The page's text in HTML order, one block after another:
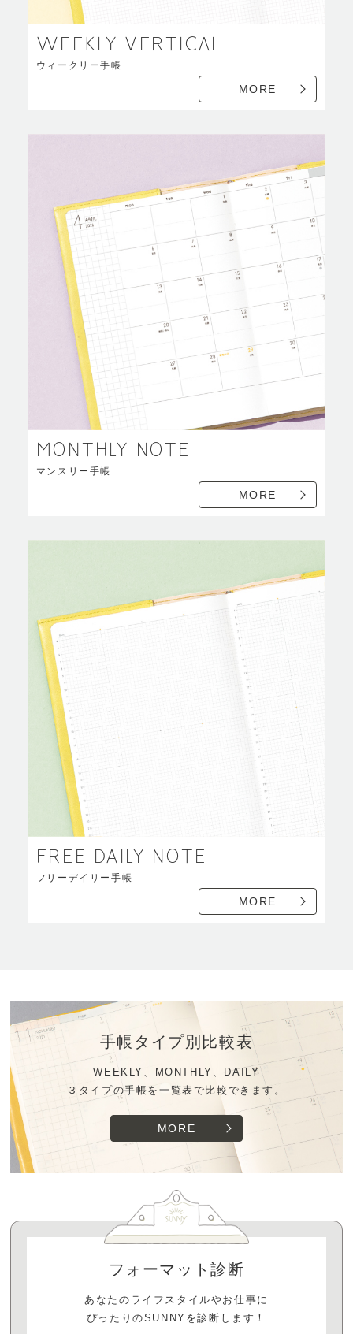
WEEKLY VERTICAL
ウィークリー手帳
MORE
MONTHLY NOTE
マンスリー手帳
MORE
FREE DAILY NOTE
フリーデイリー手帳
MORE
手帳タイプ別比較表
WEEKLY、MONTHLY、DAILY
３タイプの手帳を一覧表で比較できます。
MORE
フォーマット診断
あなたのライフスタイルやお仕事に
ぴったりのSUNNYを診断します！